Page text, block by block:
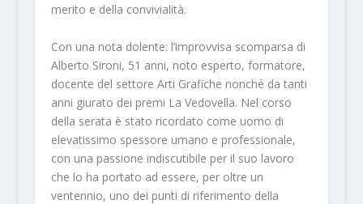
merito e della convivialità.
Con una nota dolente: l’improvvisa scomparsa di
Alberto Sironi, 51 anni, noto esperto, formatore,
docente del settore Arti Grafiche nonché da tanti
anni giurato dei premi La Vedovella. Nel corso
della serata è stato ricordato come uomo di
elevatissimo spessore umano e professionale,
con una passione indiscutibile per il suo lavoro
che lo ha portato ad essere, per oltre un
ventennio, uno dei punti di riferimento della